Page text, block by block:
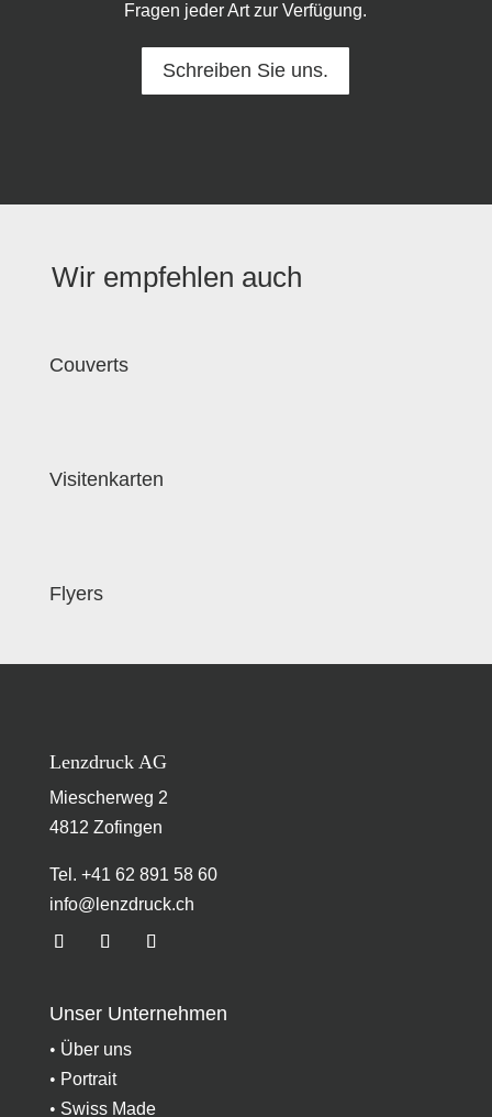
Fragen jeder Art zur Verfügung.
Schreiben Sie uns.
Wir empfehlen auch
Couverts
Visitenkarten
Flyers
Lenzdruck AG
Miescherweg 2
4812 Zofingen
Tel. +41 62 891 58 60
info@lenzdruck.ch
Unser Unternehmen
• Über uns
• Portrait
• Swiss Made